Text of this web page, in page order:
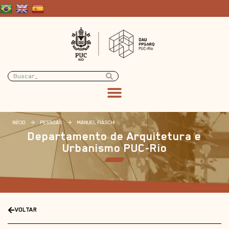
INÍCIO > PESSOAS > MANUEL FIASCHI
Departamento de Arquitetura e
Urbanismo PUC-Rio
VOLTAR